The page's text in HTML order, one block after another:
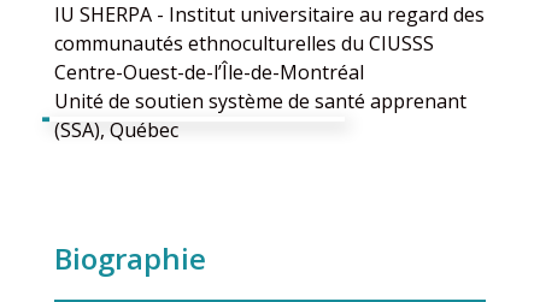
IU SHERPA - Institut universitaire au regard des
communautés ethnoculturelles du CIUSSS
Centre-Ouest-de-l’Île-de-Montréal
Unité de soutien système de santé apprenant
(SSA), Québec
Biographie